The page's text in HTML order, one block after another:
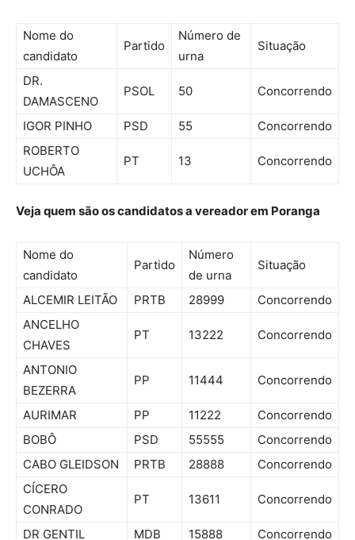
Nome do
candidato
Partido
Número de
urna
Situação
DR.
DAMASCENO
PSOL 50 Concorrendo
IGOR PINHO PSD 55
Concorrendo
ROBERTO
UCHÔA
PT 13 Concorrendo
Veja quem são os candidatos a vereador em Poranga
Nome do
candidato
Partido
Número
de urna
Situação
ALCEMIR LEITÃO PRTB 28999
Concorrendo
ANCELHO
CHAVES
PT 13222 Concorrendo
ANTONIO
BEZERRA
PP 11444 Concorrendo
AURIMAR PP 11222
Concorrendo
BOBÔ
PSD 55555
Concorrendo
CABO GLEIDSON
PRTB 28888
Concorrendo
CÍCERO
CONRADO
PT 13611 Concorrendo
DR GENTIL MDB 15888
Concorrendo